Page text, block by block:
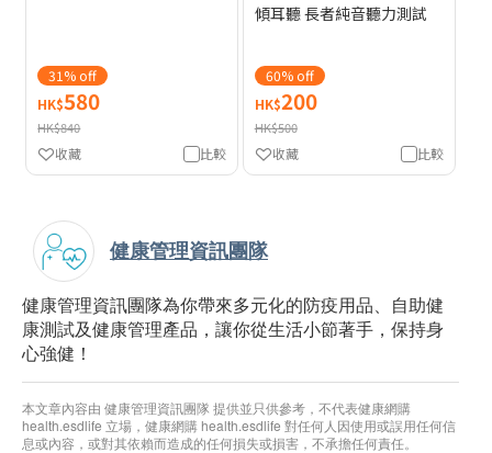
31% off
HK$580
HK$840
比較
收藏
傾耳聽 長者純音聽力測試
60% off
HK$200
HK$500
比較
收藏
健康管理資訊團隊
健康管理資訊團隊為你帶來多元化的防疫用品、自助健
康測試及健康管理產品，讓你從生活小節著手，保持身
心強健！
本文章內容由 健康管理資訊團隊 提供並只供參考，不代表健康網購
health.esdlife 立場，健康網購 health.esdlife 對任何人因使用或誤用任何信
息或內容，或對其依賴而造成的任何損失或損害，不承擔任何責任。